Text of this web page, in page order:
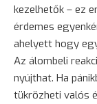
kezelhetők – ez
érdemes
ahelyett hogy
Az álombeli
nyújthat. Ha
tükrözheti valós